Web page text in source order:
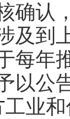
确认
及到
每年
以公
工业